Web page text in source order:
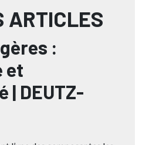
ARTICLES
:
et
| DEUTZ-